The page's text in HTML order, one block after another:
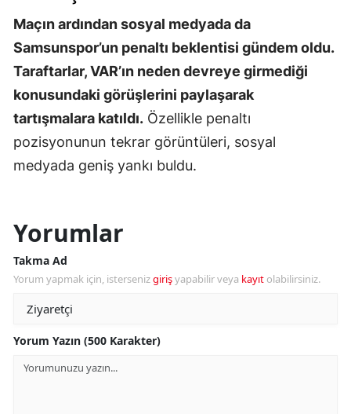
Maçın ardından sosyal medyada da
Samsunspor’un penaltı beklentisi gündem oldu.
Taraftarlar, VAR’ın neden devreye girmediği
konusundaki görüşlerini paylaşarak
tartışmalara katıldı. Özellikle penaltı
pozisyonunun tekrar görüntüleri, sosyal
medyada geniş yankı buldu.
Yorumlar
Takma Ad
Yorum yapmak için, istersenizgirişyapabilir veya kayıt olabilirsiniz.
Yorum Yazın (500 Karakter)